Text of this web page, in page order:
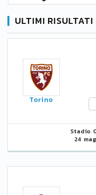
ULTIMI RISULTATI
Torino
Stadio
24